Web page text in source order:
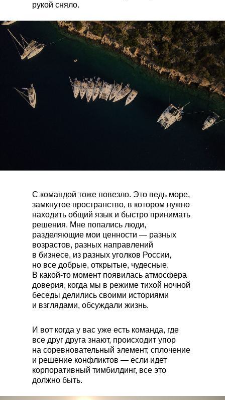
рукой сняло.
С командой тоже повезло. Это ведь море,
замкнутое пространство, в котором нужно
находить общий язык и быстро принимать
решения. Мне попались люди,
разделяющие мои ценности — разных
возрастов, разных направлений
в бизнесе, из разных уголков России,
но все добрые, открытые, чудесные.
В какой-то момент появилась атмосфера
доверия, когда мы в режиме тихой ночной
беседы делились своими историями
и взглядами, обсуждали жизнь.
И вот когда у вас уже есть команда, где
все друг друга знают, происходит упор
на соревновательный элемент, сплочение
и решение конфликтов — если идет
корпоративный тимбилдинг, все это
должно быть.